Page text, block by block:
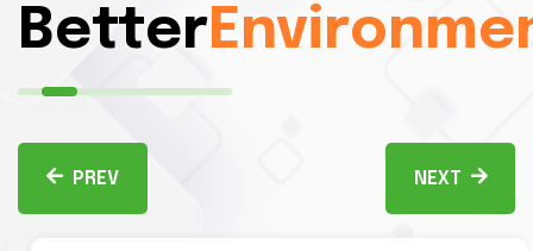
Better
PREV NEXT